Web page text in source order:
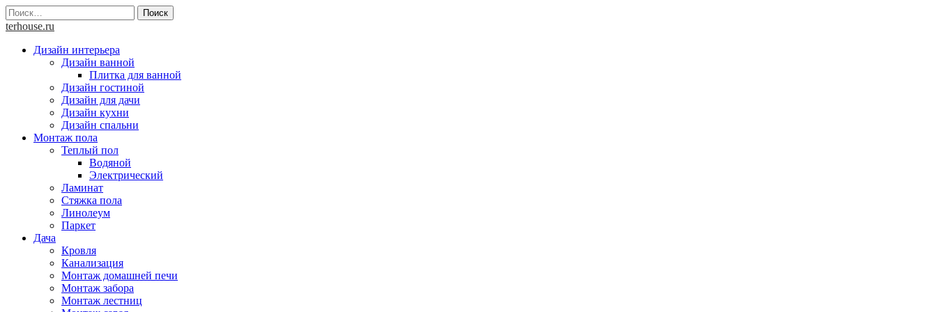
Skip
to
Найти:
terhouse.ru
Дизайн интерьера
Дизайн ванной
Плитка для ванной
Дизайн гостиной
Дизайн для дачи
Дизайн кухни
Дизайн спальни
Монтаж пола
Теплый пол
Водяной
Электрический
Ламинат
Стяжка пола
Линолеум
Паркет
Дача
Кровля
Канализация
Монтаж домашней печи
Монтаж забора
Монтаж лестниц